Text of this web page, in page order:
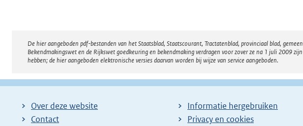
Disclaimer
De hier aangeboden pdf-bestanden van het Staatsblad, Staatscourant, Tractatenblad, provinciaal blad,
Bekendmakingswet en de Rijkswet goedkeuring en bekendmaking verdragen voor zover ze na 1 juli 2009
hebben; de hier aangeboden elektronische versies daarvan worden bij wijze van service aangeboden.
Over deze website
Contact
Informatie hergebruiken
Privacy en cookies